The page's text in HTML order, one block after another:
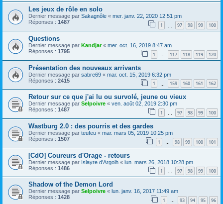
Les jeux de rôle en solo
Dernier message par Sakagnôle « mer. janv. 22, 2020 12:51 pm
Réponses : 1487 1 97 98 99 100
Questions
Dernier message par Kandjar« mer. oct. 16, 2019 8:47 am
Réponses : 1795 1 … 117 118 119 120
Présentation des nouveaux arrivants
Dernier message par sabre69 « mar. oct. 15, 2019 6:32 pm
Réponses : 2415 1 159 160 161 162
Retour sur ce que j'ai lu ou survolé, jeune ou vieux
Dernier message par Selpoivre « ven. août 02, 2019 2:30 pm
Réponses : 1487 1 97 98 99 100
Wastburg 2.0 : des pourris et des gardes
Dernier message par teufeu « mar. mars 05, 2019 10:25 pm
Réponses : 1507 1 … 98 99 100 101
[CdO] Coureurs d'Orage - retours
Dernier message par Islayre d'Argolh « lun. mars 26, 2018 10:28 pm
Réponses : 1486 1 97 98 99 100
Shadow of the Demon Lord
Dernier message par Selpoivre « lun. janv. 16, 2017 11:49 am
Réponses : 1428 1 … 93 94 95 96